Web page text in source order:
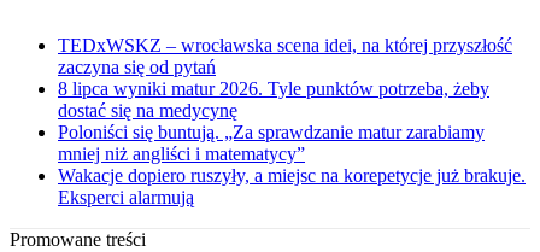
TEDxWSKZ – wrocławska scena idei, na której przyszłość
zaczyna się od pytań
8 lipca wyniki matur 2026. Tyle punktów potrzeba, żeby
dostać się na medycynę
Poloniści się buntują. „Za sprawdzanie matur zarabiamy
mniej niż angliści i matematycy”
Wakacje dopiero ruszyły, a miejsc na korepetycje już brakuje.
Eksperci alarmują
Promowane treści